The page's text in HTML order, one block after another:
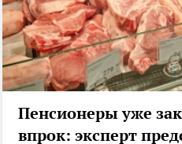
Пенсионеры уже
впрок: эксперт